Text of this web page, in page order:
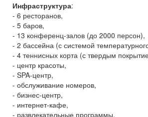
Инфраструктура:
- 6 ресторанов,
- 5 баров,
- 13 конференц-залов (до 2000 персон),
- 2 бассейна (с системой
- 4 теннисных корта (с твердым
- центр красоты,
- SPA-центр,
- обслуживание номеров,
- бизнес-центр,
- интернет-кафе,
- развлекательные программы,